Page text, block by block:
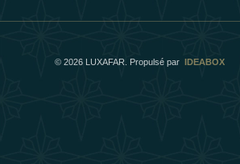
© 2026 LUXAFAR. Propulsé par IDEABOX